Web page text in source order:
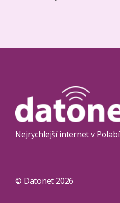
Nejrychlejší internet v Polabí
© Datonet 2026